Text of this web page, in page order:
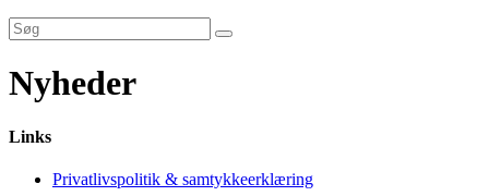
Nyheder
Links
Privatlivspolitik & samtykkeerklæring